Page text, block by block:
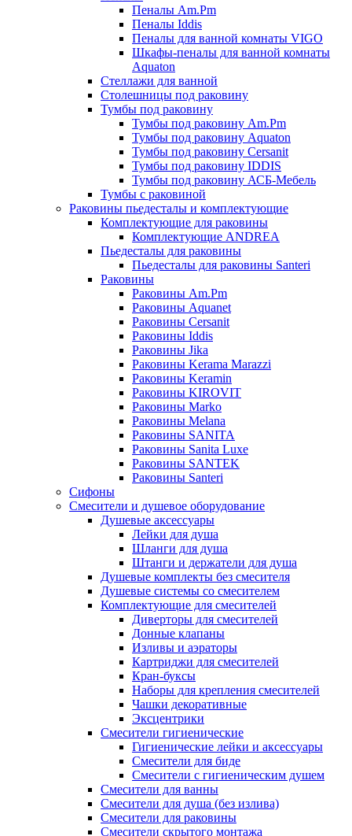
Пеналы Am.Pm
Пеналы Iddis
Пеналы для ванной комнаты VIGO
Шкафы-пеналы для ванной комнаты
Aquaton
Стеллажи для ванной
Столешницы под раковину
Тумбы под раковину
Тумбы под раковину Am.Pm
Тумбы под раковину Aquaton
Тумбы под раковину Cersanit
Тумбы под раковину IDDIS
Тумбы под раковину АСБ-Мебель
Тумбы с раковиной
Раковины пьедесталы и комплектующие
Комплектующие для раковины
Комплектующие ANDREA
Пьедесталы для раковины
Пьедесталы для раковины Santeri
Раковины
Раковины Am.Pm
Раковины Aquanet
Раковины Cersanit
Раковины Iddis
Раковины Jika
Раковины Kerama Marazzi
Раковины Keramin
Раковины KIROVIT
Раковины Marko
Раковины Melana
Раковины SANITA
Раковины Sanita Luxe
Раковины SANTEK
Раковины Santeri
Сифоны
Смесители и душевое оборудование
Душевые аксессуары
Лейки для душа
Шланги для душа
Штанги и держатели для душа
Душевые комплекты без смесителя
Душевые системы со смесителем
Комплектующие для смесителей
Диверторы для смесителей
Донные клапаны
Изливы и аэраторы
Картриджи для смесителей
Кран-буксы
Наборы для крепления смесителей
Чашки декоративные
Эксцентрики
Смесители гигиенические
Гигиенические лейки и аксессуары
Смесители для биде
Смесители с гигиеническим душем
Смесители для ванны
Смесители для душа (без излива)
Смесители для раковины
Смесители скрытого монтажа